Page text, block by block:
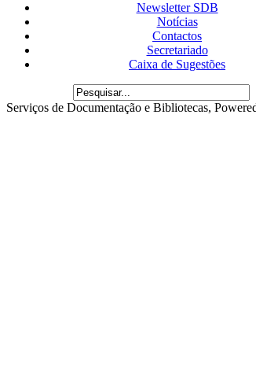
Newsletter SDB
Notícias
Contactos
Secretariado
Caixa de Sugestões
Serviços de Documentação e Bibliotecas,